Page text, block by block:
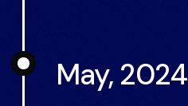
May, 2024